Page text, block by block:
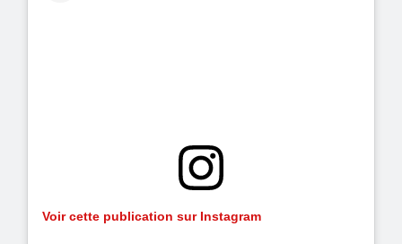
Voir cette publication sur Instagram